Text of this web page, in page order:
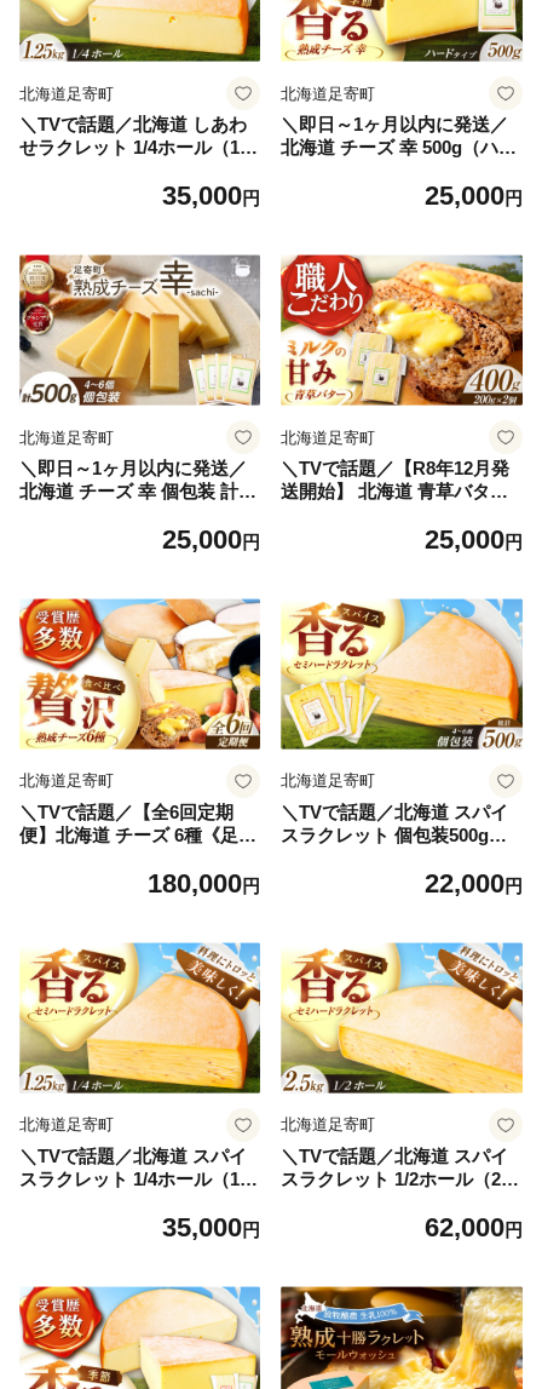
北海道足寄町
＼TVで話題／北海道 しあわ
せラクレット 1/4ホール（1.2
チーズ工房】[BEAK006]チー
ズフォンデュ 北海道産 道産
あしょろ 北海道 35000 35000
円
35,000円
北海道足寄町
＼即日～1ヶ月以内に発送／
北海道 チーズ 幸 500g（ハー
わせチーズ工房】[BEAK010]
まみ おすすめ ギフト 500g 足
寄町産 北海道産 道産 あしょ
ろ 25000 25000円
25,000円
北海道足寄町
＼即日～1ヶ月以内に発送／
北海道 チーズ 幸 個包装 計50
町》【しあわせチーズ工房】
フト ナチュラルチーズ ハー
ド 個包装 生乳 ミルク 乳製品
おつまみ ギフト 500g あしょ
ろ 足寄町産 北海道産 道産 足
寄町 北海道 25000 25000円
25,000円
北海道足寄町
＼TVで話題／【R8年12月発
送開始】 北海道 青草バター
わせチーズ工房】[BEAK020]
ト お菓子 乳製品 25000 2500
0円
25,000円
北海道足寄町
＼TVで話題／【全6回定期
便】北海道 チーズ 6種《足寄
[BEAK030]定期便 チーズ ナ
つまみ ギフト 食べ比べ 北海
道産 あしょろ 180000 180000
円
180,000円
北海道足寄町
＼TVで話題／北海道 スパイ
スラクレット 個包装500g
【しあわせチーズ工房】[BE
乳製品 チーズフォンデュ 北
海道産 道産 あしょろ 北海道
22000 22000円
22,000円
北海道足寄町
＼TVで話題／北海道 スパイ
スラクレット 1/4ホール（1.2
チーズ工房】[BEAK032]チー
ズフォンデュ 北海道産 道産
あしょろ 北海道 35000 35000
円
35,000円
北海道足寄町
＼TVで話題／北海道 スパイ
スラクレット 1/2ホール（2.5
ーズ工房】[BEAK033]チーズ
ォンデュ 北海道産 道産 あし
ょろ 北海道 62000 62000円
62,000円